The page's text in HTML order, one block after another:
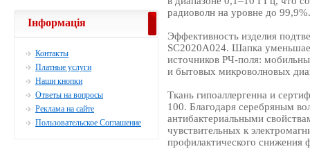
радиоволн на уровне до
Эффективность изделия
SC2020A024. Шапка
источников РЧ-поля:
и бытовых микроволновых
Ткань гипоаллергенна и
100. Благодаря серебряным
антибактериальными
чувствительных к
профилактического
Інформація
Контакты
Платные услуги
Наши кнопки
Ответы на вопросы
Реклама на сайте
Пользовательское Соглашение